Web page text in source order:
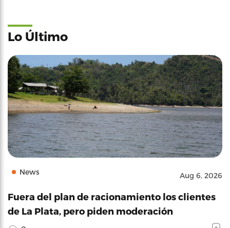
Lo Último
News Aug 6, 2026
Fuera del plan de racionamiento los clientes
de La Plata, pero piden moderación